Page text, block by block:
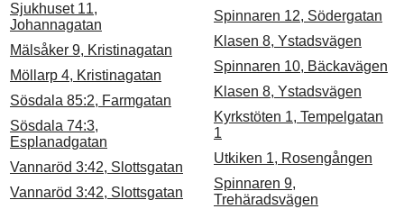
Sjukhuset 11,
Johannagatan
Mälsåker 9, Kristinagatan
Möllarp 4, Kristinagatan
Sösdala 85:2, Farmgatan
Sösdala 74:3,
Esplanadgatan
Vannaröd 3:42, Slottsgatan
Vannaröd 3:42, Slottsgatan
Spinnaren 12, Södergatan
Klasen 8, Ystadsvägen
Spinnaren 10, Bäckavägen
Klasen 8, Ystadsvägen
Kyrkstöten 1, Tempelgatan
1
Utkiken 1, Rosengången
Spinnaren 9,
Trehäradsvägen